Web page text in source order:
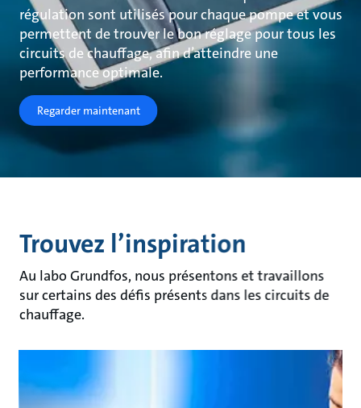
régulation sont utilisés pour chaque pompe et vous
permettent de trouver le bon réglage pour tous les
circuits de chauffage, afin d’atteindre une
performance optimale.
Regarder maintenant
Trouvez l’inspiration
Au labo Grundfos, nous présentons et travaillons
sur certains des défis présents dans les circuits de
chauffage.